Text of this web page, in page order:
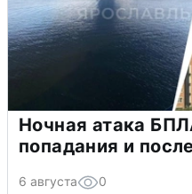
Ночная атака
попадания и
6 августа 0